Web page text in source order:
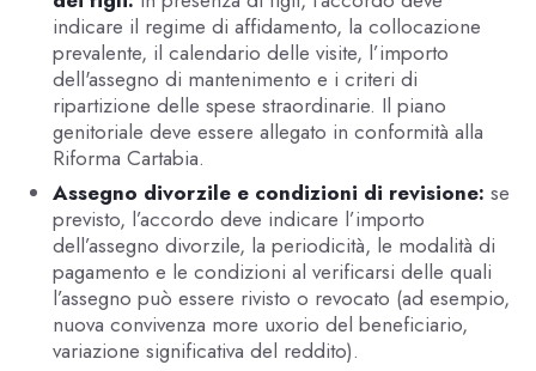
indicare il regime di affidamento, la collocazione
prevalente, il calendario delle visite, l’importo
dell'assegno di mantenimento e i criteri di
ripartizione delle spese straordinarie. Il piano
genitoriale deve essere allegato in conformità alla
Riforma Cartabia.
Assegno divorzile e condizioni di revisione: se
previsto, l’accordo deve indicare l’importo
dell’assegno divorzile, la periodicità, le modalità di
pagamento e le condizioni al verificarsi delle quali
l’assegno può essere rivisto o revocato (ad esempio,
nuova convivenza more uxorio del beneficiario,
variazione significativa del reddito).